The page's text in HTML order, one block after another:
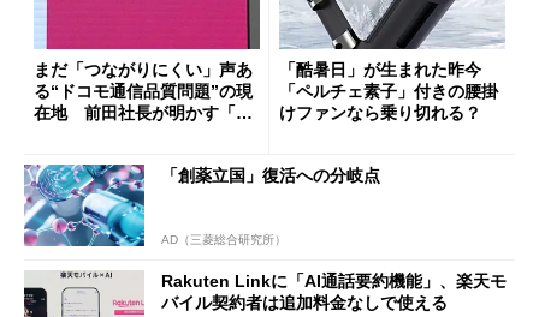
まだ「つながりにくい」声あ
る“ドコモ通信品質問題”の現
在地 前田社長が明かす「道
「酷暑日」が生まれた昨今
「ペルチェ素子」付きの腰掛
けファンなら乗り切れる？
「創薬立国」復活への分岐点
AD（三菱総合研究所）
Rakuten Linkに「AI通話要約機能」、楽天モ
バイル契約者は追加料金なしで使える